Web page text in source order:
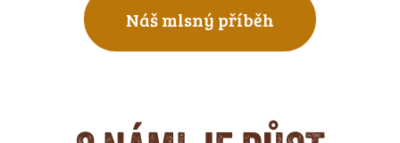
Náš mlsný příběh